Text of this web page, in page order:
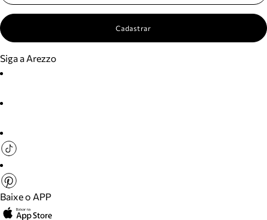
Cadastrar
Siga a Arezzo
Baixe o APP